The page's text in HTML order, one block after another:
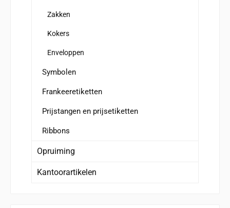
Zakken
Kokers
Enveloppen
Symbolen
Frankeeretiketten
Prijstangen en prijsetiketten
Ribbons
Opruiming
Kantoorartikelen